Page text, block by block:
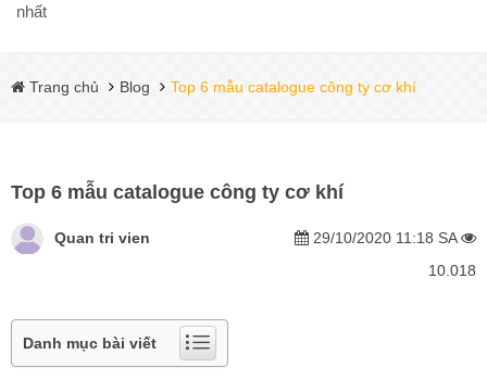
nhất
Trang chủ Blog Top 6 mẫu catalogue công ty cơ khí
Top 6 mẫu catalogue công ty cơ khí
Quan tri vien
29/10/2020 11:18 SA
10.018
Danh mục bài viết